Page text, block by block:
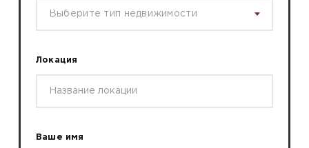
Выберите тип недвижимости
Локация
Ваше имя